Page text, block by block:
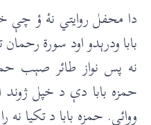
دا محفل روايتي نۀ ؤ چې
بابا ودرېدو اود سورة
نه پس نواز طائر صېب
حمزه بابا دې د خپل
ووائي. حمزه بابا د تکيا